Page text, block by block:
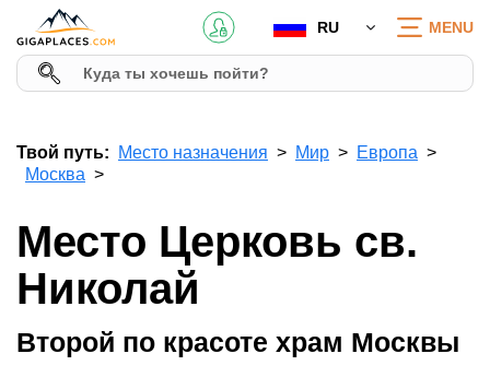
RU MENU
Твой путь: Место назначения Мир
Европа
Москва
Место Церковь св.
Николай
Второй по красоте храм Москвы